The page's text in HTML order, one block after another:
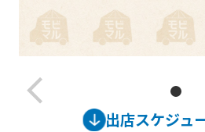
arrow_back_ios_new
出店スケジュ